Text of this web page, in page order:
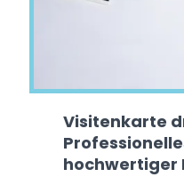
Visitenkarte
hochwertiger